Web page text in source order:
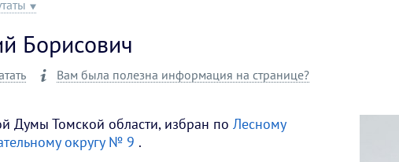
Борисович
Вам была полезна информация на странице?
Думы Томской области, избран по Лесному
округу № 9 .